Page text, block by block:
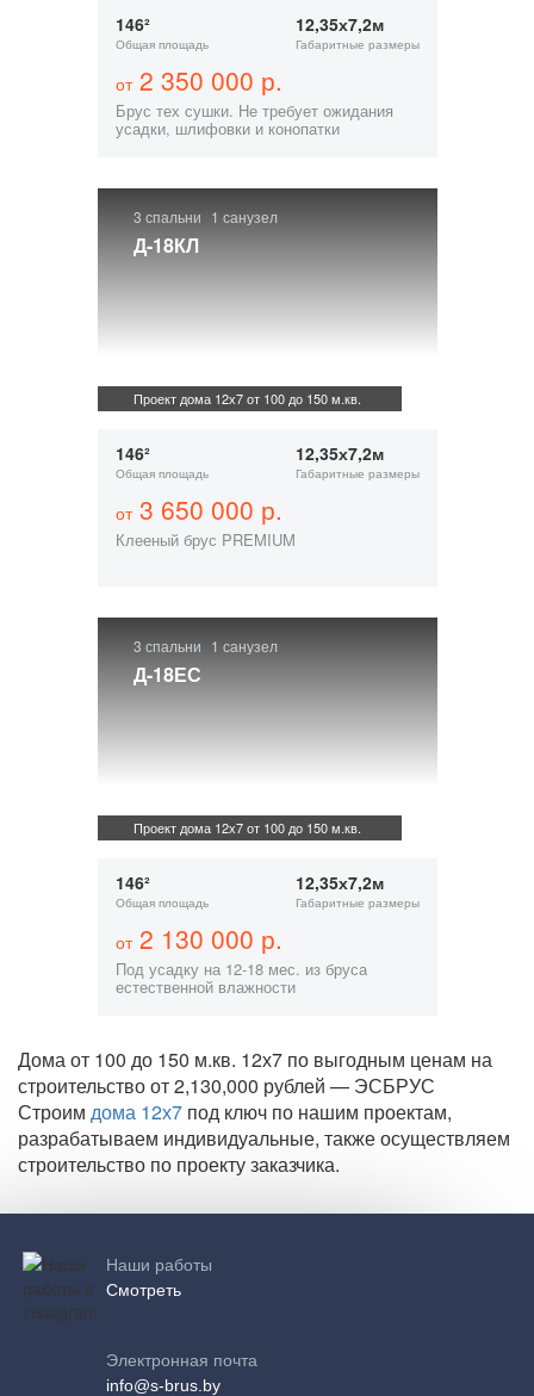
146²
Общая площадь
12,35х7,2м
Габаритные размеры
от2 350 000 р.
Брус тех сушки. Не требует ожидания
усадки, шлифовки и конопатки
3 спальни 1 санузел
Д-18КЛ
Проект дома 12х7 от 100 до 150 м.кв.
146²
Общая площадь
12,35х7,2м
Габаритные размеры
от3 650 000 р.
Клееный брус PREMIUM
3 спальни 1 санузел
Д-18ЕС
Проект дома 12х7 от 100 до 150 м.кв.
146²
Общая площадь
12,35х7,2м
Габаритные размеры
от2 130 000 р.
Под усадку на 12-18 мес. из бруса
естественной влажности
Дома от 100 до 150 м.кв. 12х7 по выгодным ценам на
строительство от 2,130,000 рублей — ЭСБРУС
Строим дома 12х7 под ключ по нашим проектам,
разрабатываем индивидуальные, также осуществляем
строительство по проекту заказчика.
Наши работы
Смотреть
Электронная почта
info@s-brus.by